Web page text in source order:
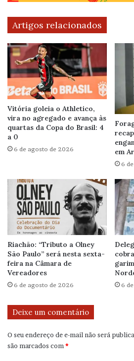
Artigos relacionados
Vitória goleia o Athletico,
vira no agregado e avança às
quartas da Copa do Brasil: 4
a 0
6 de agosto de 2026
em
6
Riachão: “Tributo a Olney
São Paulo” será nesta sexta-
feira na Câmara de
Vereadores
6 de agosto de 2026 6
Deixe um comentário
O seu endereço de e-mail não será
são marcados com *